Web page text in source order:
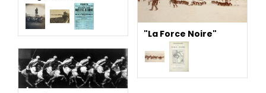
"La Force Noire"